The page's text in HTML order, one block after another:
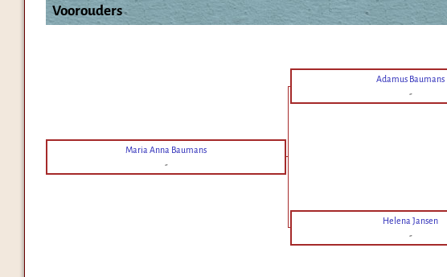
Voorouders
Adamus Baumans
-
Maria Anna Baumans
-
Helena Jansen
-